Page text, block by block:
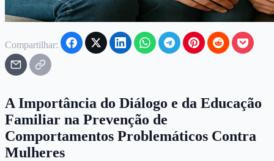
Compartilhar:
A Importância do Diálogo e da Educação
Familiar na Prevenção de
Comportamentos Problemáticos Contra
Mulheres